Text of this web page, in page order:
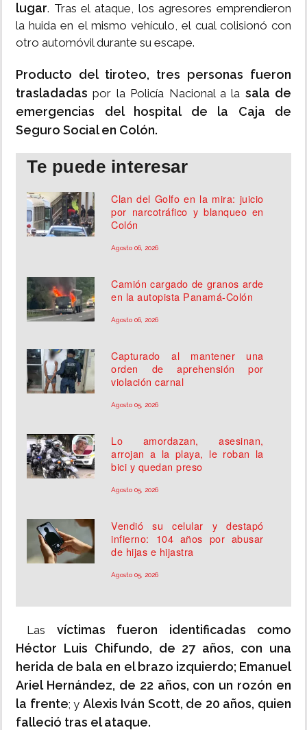
lugar. Tras el ataque, los agresores emprendieron
la huida en el mismo vehículo, el cual colisionó con
otro automóvil durante su escape.
Producto del tiroteo, tres personas fueron
trasladadas por la Policía Nacional a la sala de
emergencias del hospital de la Caja de
Seguro Social en Colón.
Te puede interesar
Clan del Golfo en la mira: juicio
por narcotráfico y blanqueo en
Colón
Agosto 06, 2026
Camión cargado de granos arde
en la autopista Panamá-Colón
Agosto 06, 2026
Capturado al mantener una
orden de aprehensión por
violación carnal
Agosto 05, 2026
Lo amordazan, asesinan,
arrojan a la playa, le roban la
bici y quedan preso
Agosto 05, 2026
Vendió su celular y destapó
infierno: 104 años por abusar
de hijas e hijastra
Agosto 05, 2026
Las víctimas fueron identificadas como
Héctor Luis Chifundo, de 27 años, con una
herida de bala en el brazo izquierdo; Emanuel
Ariel Hernández, de 22 años, con un rozón en
la frente; y Alexis Iván Scott, de 20 años, quien
falleció tras el ataque.